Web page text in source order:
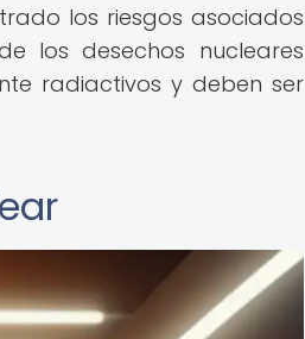
los riesgos asociados
los desechos nucleares
radiactivos y deben ser